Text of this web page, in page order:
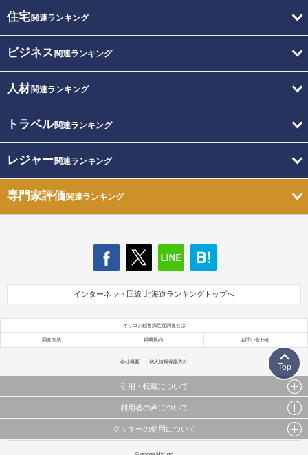
住宅関連ランキング
ビジネス 関連ランキング
人材関連ランキング
トラベル関連ランキング
レジャー関連ランキング
専門家評価関連ランキング
インターネット回線 北海道ランキングトップへ
オリコン顧客満足度調査とは
調査方法 掲載規約 お問い合わせ
会社概要 個人情報保護方針
引用・転載について
当サイトで公開されている情報（文字、写真、イラスト、画像データ等）及びこれらの配置・
これらの情報を権利者の許可なく無断転載・複製などの二次利用を行うことは固く禁じており
利用者の声について
当サイトに掲載している内容はすべてサービスの利用者が提出された見解・感想です。
クッキーの使用について
このサイトでは Cookie を使用して、ユーザーに合わせたコンテンツや広告の表示、ソーシャル
Top